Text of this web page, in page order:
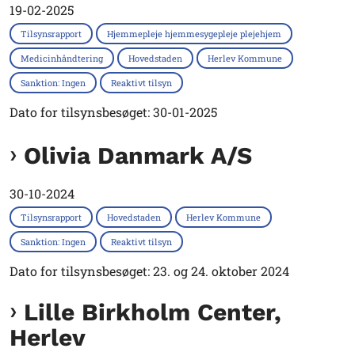
19-02-2025
Tilsynsrapport Hjemmepleje hjemmesygepleje plejehjem
Medicinhåndtering Hovedstaden Herlev Kommune
Sanktion: Ingen Reaktivt tilsyn
Dato for tilsynsbesøget: 30-01-2025
Olivia Danmark A/S
30-10-2024
Tilsynsrapport Hovedstaden Herlev Kommune
Sanktion: Ingen Reaktivt tilsyn
Dato for tilsynsbesøget: 23. og 24. oktober 2024
Lille Birkholm Center,
Herlev